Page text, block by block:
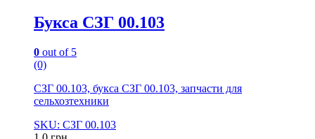
Букса СЗГ 00.103
0 out of 5
(0)
СЗГ 00.103, букса СЗГ 00.103, запчасти для
сельхозтехники
SKU: СЗГ 00.103